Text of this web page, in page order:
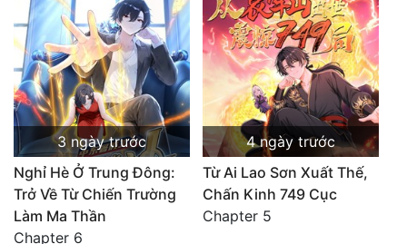
3 ngày trước
Nghỉ Hè Ở Trung Đông:
Trở Về Từ Chiến Trường
Làm Ma Thần
Chapter 6
4 ngày trước
Từ Ai Lao Sơn Xuất Thế,
Chấn Kinh 749 Cục
Chapter 5